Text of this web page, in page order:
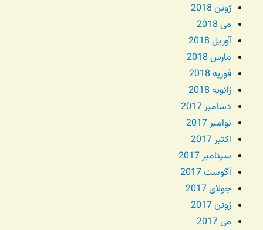
ژوئن 2018
می 2018
آوریل 2018
مارس 2018
فوریه 2018
ژانویه 2018
دسامبر 2017
نوامبر 2017
اکتبر 2017
سپتامبر 2017
آگوست 2017
جولای 2017
ژوئن 2017
می 2017